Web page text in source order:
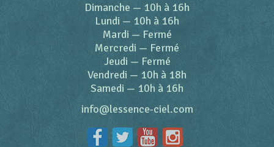
Dimanche — 10h à 16h
Lundi — 10h à 16h
Mardi — Fermé
Mercredi — Fermé
Jeudi — Fermé
Vendredi — 10h à 18h
Samedi — 10h à 16h
info@lessence-ciel.com